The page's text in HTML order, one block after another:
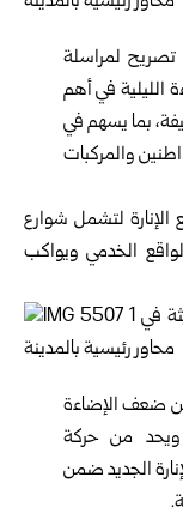
لمراسلة
الليلية في أهم
بما يسهم في
والمركبات
لتشمل شوارع
الخدمي ويواكب
من ضعف الإضاءة
ويحد من حركة
الجديد ضمن